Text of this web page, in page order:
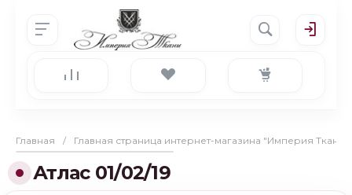
Главная / Главная страница интернет-магазина "Империя Ткани"
Атлас 01/02/19